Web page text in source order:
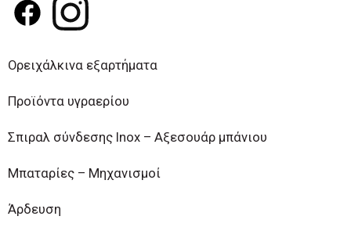
Ορειχάλκινα εξαρτήματα
Προϊόντα υγραερίου
Σπιραλ σύνδεσης Inox – Αξεσουάρ μπάνιου
Μπαταρίες – Μηχανισμοί
Άρδευση